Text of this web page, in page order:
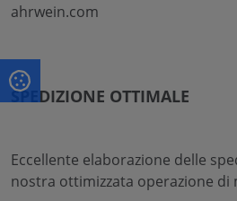
ahrwein.com
SPEDIZIONE OTTIMALE
Eccellente elaborazione delle
nostra ottimizzata operazione di